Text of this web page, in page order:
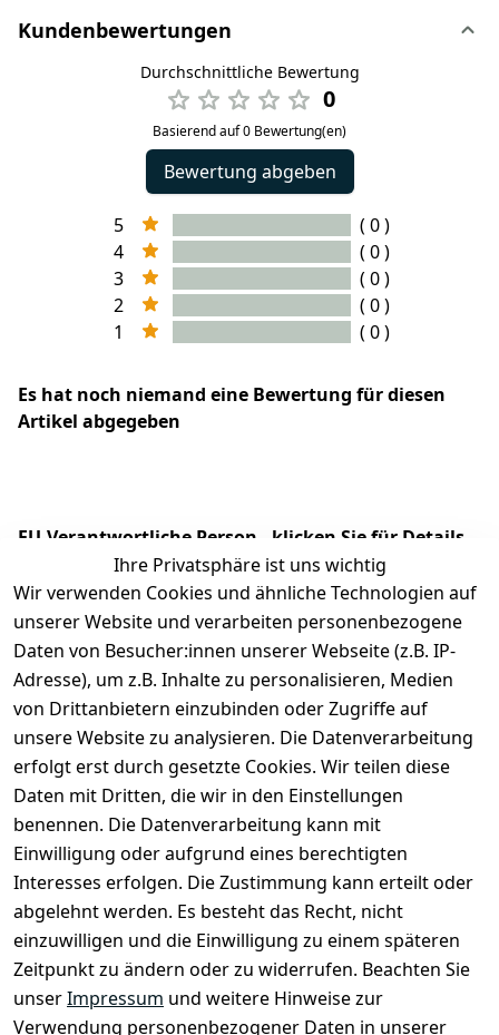
Kundenbewertungen
Durchschnittliche Bewertung
0
Basierend auf 0 Bewertung(en)
Bewertung abgeben
5
( 0 )
4
( 0 )
3
( 0 )
2
( 0 )
1
( 0 )
Es hat noch niemand eine Bewertung für diesen
Artikel abgegeben
EU-Verantwortliche Person - klicken Sie für Details
Ihre Privatsphäre ist uns wichtig
Wir verwenden Cookies und ähnliche Technologien auf
unserer Website und verarbeiten personenbezogene
Daten von Besucher:innen unserer Webseite (z.B. IP-
Adresse), um z.B. Inhalte zu personalisieren, Medien
von Drittanbietern einzubinden oder Zugriffe auf
unsere Website zu analysieren. Die Datenverarbeitung
erfolgt erst durch gesetzte Cookies. Wir teilen diese
Daten mit Dritten, die wir in den Einstellungen
benennen. Die Datenverarbeitung kann mit
Einwilligung oder aufgrund eines berechtigten
Interesses erfolgen. Die Zustimmung kann erteilt oder
abgelehnt werden. Es besteht das Recht, nicht
einzuwilligen und die Einwilligung zu einem späteren
Zeitpunkt zu ändern oder zu widerrufen. Beachten Sie
unserImpressum und weitere Hinweise zur
Verwendung personenbezogener Daten in unserer
Rechtliches
Impressum
Datenschutze
rklärung
Barrierefreihe
itserklärung
Widerrufsrec
Services
Registrieren